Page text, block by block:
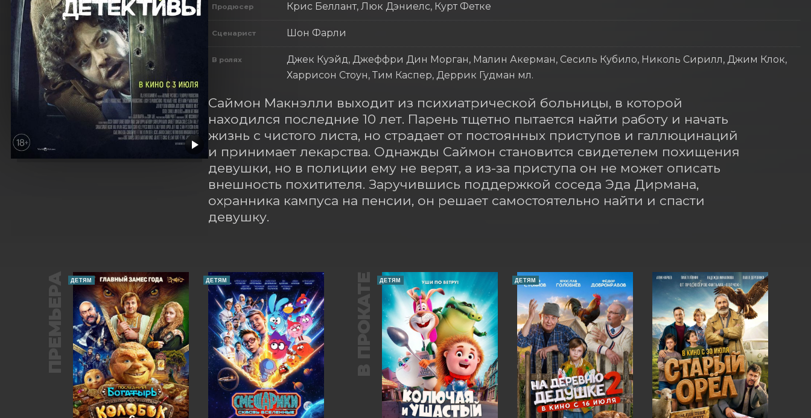
Продюсер Крис Беллант, Люк Дэниелс, Курт Фетке
Сценарист Шон Фарли
В ролях
Джек Куэйд, Джеффри Дин Морган, Малин Акерман, Сесиль Кубило, Николь Сирилл, Джим Клок,
Харрисон Стоун, Тим Каспер, Деррик Гудман мл.
Саймон Макнэлли выходит из психиатрической больницы, в которой
находился последние 10 лет. Парень тщетно пытается найти работу и начать
жизнь с чистого листа, но страдает от постоянных приступов и галлюцинаций
и принимает лекарства. Однажды Саймон становится свидетелем похищения
девушки, но в полиции ему не верят, а из-за приступа он не может описать
внешность похитителя. Заручившись поддержкой соседа Эда Дирмана,
охранника кампуса на пенсии, он решает самостоятельно найти и спасти
девушку.
ПРЕМЬЕРА ДЕТЯМ ДЕТЯМ В ПРОКАТЕ ДЕТЯМ ДЕТЯМ